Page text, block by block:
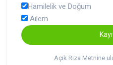
Hamilelik ve Doğum
Ailem
Açık Rıza Metnine